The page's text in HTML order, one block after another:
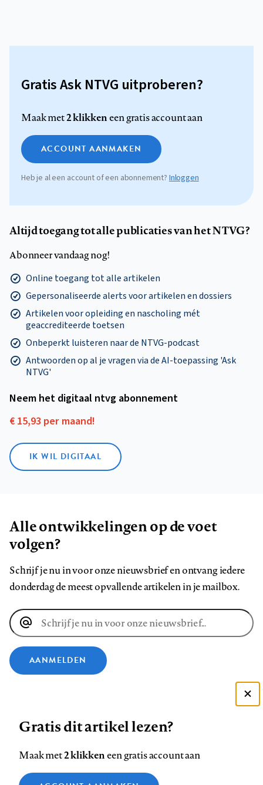
Gratis Ask NTVG uitproberen?
Maak met2 klikkeneen gratis account aan
ACCOUNT AANMAKEN
Heb je al een account of een abonnement?Inloggen
Altijd toegang tot alle publicaties van het NTVG?
Abonneer vandaag nog!
Online toegang tot alle artikelen
Gepersonaliseerde alerts voor artikelen en dossiers
Artikelen voor opleiding en nascholing mét
geaccrediteerde toetsen
Onbeperkt luisteren naar de NTVG-podcast
Antwoorden op al je vragen via de AI-toepassing 'Ask
NTVG'
Neem het digitaal ntvg abonnement
€ 15,93 per maand!
IK WIL DIGITAAL
Alle ontwikkelingen op de voet
volgen?
Schrijf je nu in voor onze nieuwsbrief en ontvang iedere
donderdag de meest opvallende artikelen in je mailbox.
E-
mailadres
AANMELDEN
ons
op
ons
op
ons
op
ons
op
ons
op
ons
Contact Colofon Disclaimer Privacy
Zie onze cookie policy
Gratis dit artikel lezen?
Maak met2 klikkeneen gratis account aan